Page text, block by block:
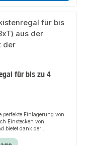
für bis zu 4
perfekte Einlagerung von
Einstecken von
bietet dank der
idealen Stauraum Ihrer